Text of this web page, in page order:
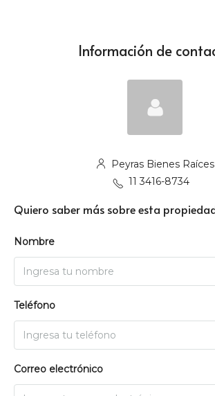
Información de
Peyras Bienes Raíces
11 3416-8734
Quiero saber más sobre esta
Nombre
Teléfono
Correo electrónico